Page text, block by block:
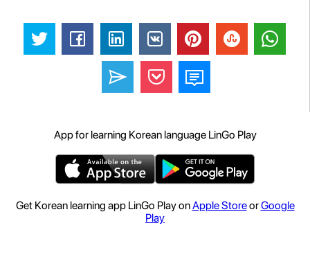
App for learning Korean language LinGo Play
Get Korean learning app LinGo Play onApple StoreorGoogle
Play